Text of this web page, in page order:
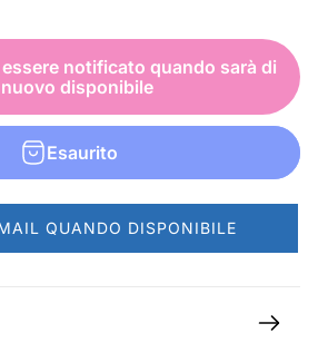
notificato quando sarà di
nuovo disponibile
Esaurito
QUANDO DISPONIBILE